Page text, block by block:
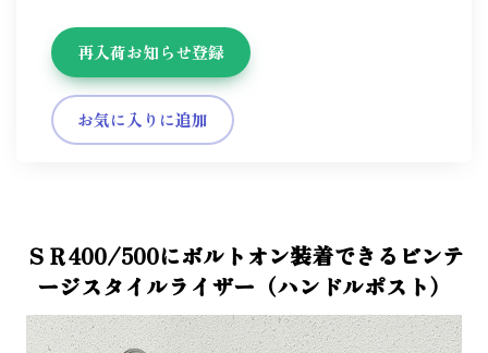
再入荷お知らせ登録
お気に入りに追加
ＳＲ400/500にボルトオン装着できる ビンテ
ージスタイルライザー （ハンドルポスト）